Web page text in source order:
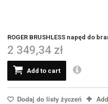
ROGER BRUSHLESS napęd do
2 349,34 zł
Add to cart
Dodaj do listy życzeń